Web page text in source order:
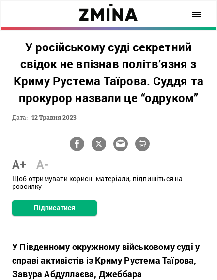
У російському суді секретний
свідок не впізнав політв’язня з
Криму Рустема Таїрова. Суддя та
прокурор назвали це “одруком”
Дата: 12 Травня 2023
A+ A-
Щоб отримувати корисні матеріали, підпишіться на
розсилку
Підписатися
У Південному окружному військовому суді у
справі активістів із Криму Рустема Таїрова,
Завура Абдуллаєва, Джеббара